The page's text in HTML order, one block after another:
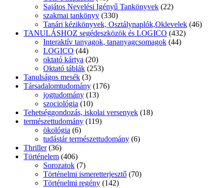
Sajátos Nevelési Igényű Tankönyvek (22)
szakmai tankönyv (330)
Tanári kézikönyvek, Osztálynaplók,Oklevelek (46)
TANULÁSHOZ segédeszközök és LOGICO (432)
Interaktív tanyagok, tananyagcsomagok (44)
LOGICO (44)
oktató kártya (20)
Oktató táblák (253)
Tanulságos mesék (3)
Társadalomtudomány (176)
jogtudomány (13)
szociológia (10)
Tehetséggondozás, iskolai versenyek (18)
természettudomány (119)
ökológia (6)
tudástár természettudomány (6)
Thriller (36)
Történelem (406)
Sorozatok (7)
Történelmi ismeretterjesztő (70)
Történelmi regény (142)